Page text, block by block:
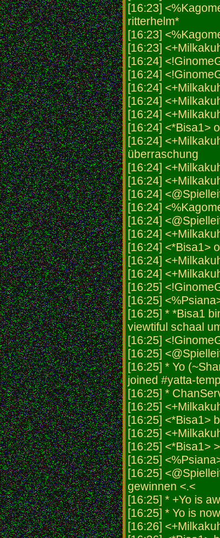
[16:23]
ritterhelm*
[16:23]
[16:23]
[16:24]
[16:24]
[16:24]
[16:24]
[16:24]
[16:24] <*Bisa1>
[16:24]
überraschung
[16:24]
[16:24]
[16:24]
[16:24]
[16:24]
[16:24]
[16:24] <*Bisa1>
[16:24]
[16:24]
[16:25]
[16:25]
[16:25] * *Bisa1
viewtiful schaal
[16:25]
[16:25]
[16:25] * Yo
joined #yatta-
[16:25] *
[16:25]
[16:25] <*Bisa1>
[16:25]
[16:25] <*Bisa1>
[16:25]
[16:25]
gewinnen <.<
[16:25] * +Yo is
[16:25] * Yo is
[16:26]